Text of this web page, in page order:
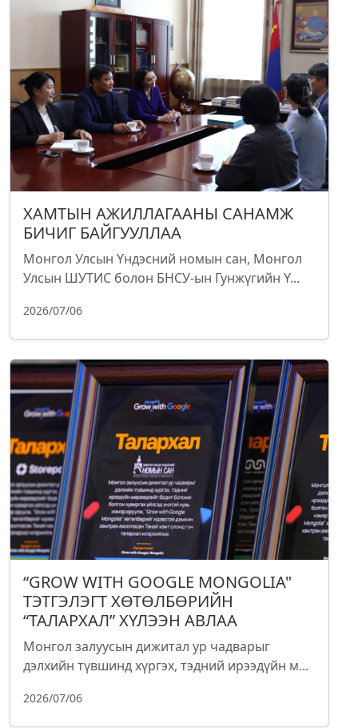
ХАМТЫН АЖИЛЛАГААНЫ САНАМЖ
БИЧИГ БАЙГУУЛЛАА
Монгол Улсын Үндэсний номын сан, Монгол
Улсын ШУТИС болон БНСУ-ын Гунжүгийн Ү...
2026/07/06
“GROW WITH GOOGLE MONGOLIA"
ТЭТГЭЛЭГТ ХӨТӨЛБӨРИЙН
“ТАЛАРХАЛ” ХҮЛЭЭН АВЛАА
Монгол залуусын дижитал ур чадварыг
дэлхийн түвшинд хүргэх, тэдний ирээдүйн м...
2026/07/06